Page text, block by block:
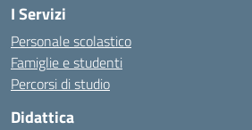
I Servizi
Personale scolastico
Famiglie e studenti
Percorsi di studio
Didattica